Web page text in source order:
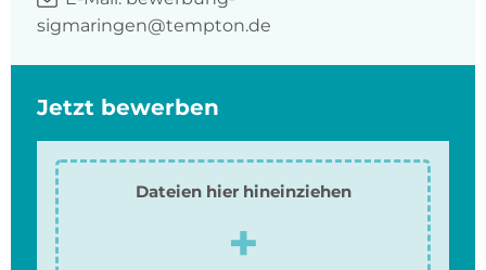
sigmaringen@tempton.de
Jetzt bewerben
Dateien hier hineinziehen